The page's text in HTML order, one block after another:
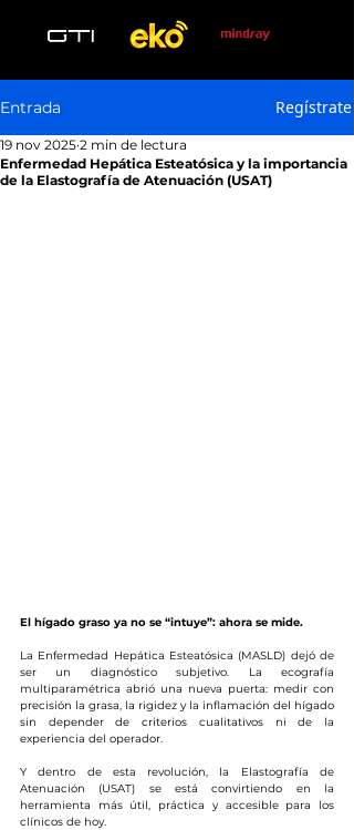
Entrada Regístrate
Enfermedad Hepática Esteatósica y la importancia
de la Elastografía de Atenuación (USAT)
19 nov 2025 2 min de lectura
El hígado graso ya no se “intuye”: ahora se mide.
La Enfermedad Hepática Esteatósica (MASLD) dejó de
ser un diagnóstico subjetivo. La ecografía
multiparamétrica abrió una nueva puerta: medir con
precisión la grasa, la rigidez y la inflamación del hígado
sin depender de criterios cualitativos ni de la
experiencia del operador.
Y dentro de esta revolución, la Elastografía de
Atenuación (USAT) se está convirtiendo en la
herramienta más útil, práctica y accesible para los
clínicos de hoy.